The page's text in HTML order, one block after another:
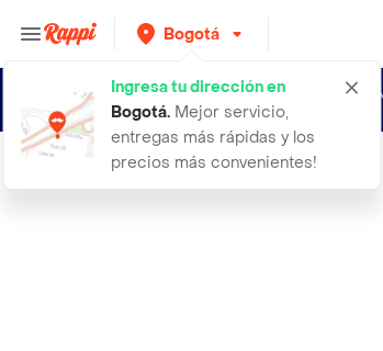
Bogotá
Ingresa tu dirección en
Bogotá. Mejor servicio,
entregas más rápidas y los
precios más convenientes!
831 rubio claro dorado evolution al